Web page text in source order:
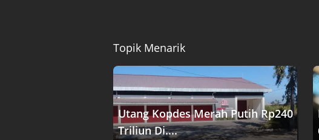
Topik Menarik
Utang Kopdes Merah Putih Rp240
Triliun Di....